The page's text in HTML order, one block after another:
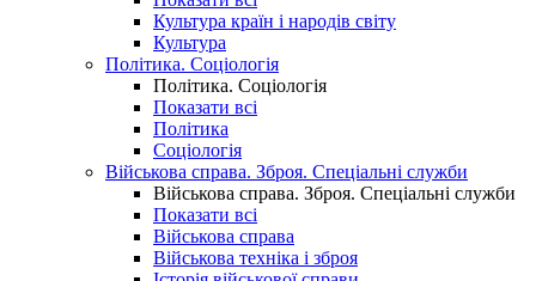
Культура країн і народів світу
Культура
Політика. Соціологія
Політика. Соціологія
Показати всі
Політика
Соціологія
Військова справа. Зброя. Спеціальні служби
Військова справа. Зброя. Спеціальні служби
Показати всі
Військова справа
Військова техніка і зброя